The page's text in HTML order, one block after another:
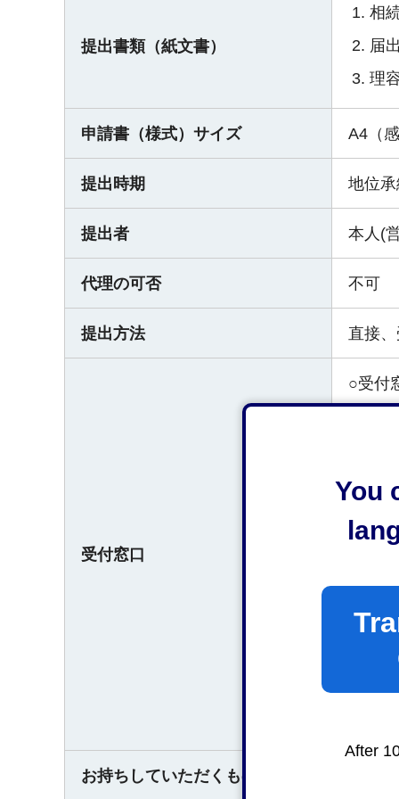
You
After
提出書類（紙文書）
相
届
理
申請書（様式）サイズ A4（
提出時期 地位
提出者 本人(
代理の可否 不可
提出方法 直接
受付窓口
○受付
◆葵区
電話
静岡
保健
○受付
お持ちしていただくもの